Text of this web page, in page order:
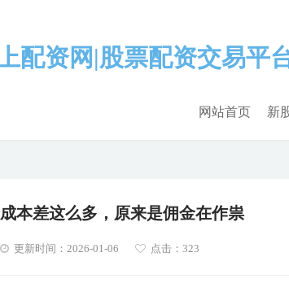
网站首页 新
本差这么多，原来是佣金在作祟
更新时间：2026-01-06 点击：323